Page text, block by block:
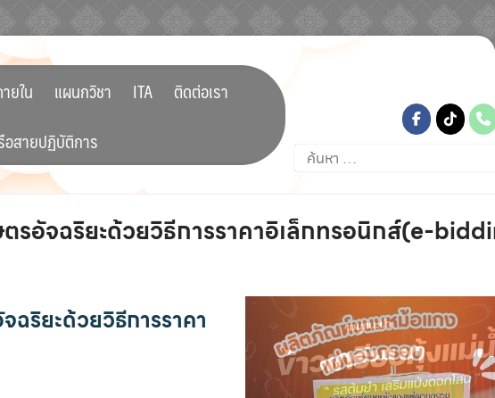
ยใน แผนกวิชา ITA
ติดต่อเรา
สายปฏิบัติการ
ค้นหา
สำหรับ:
รอัจฉริยะด้วยวิธีการราคาอิเล็กทรอนิกส์(e-
ฉริยะด้วยวิธีการราคา